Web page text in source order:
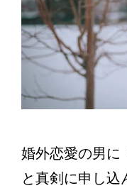
婚外恋愛の男に
と真剣に申し込